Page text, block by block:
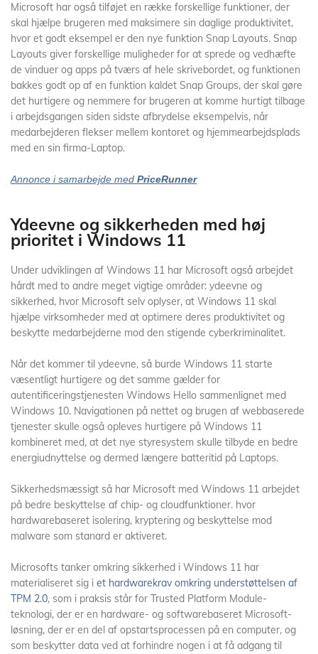
Microsoft har også tilføjet en række forskellige funktioner, der
skal hjælpe brugeren med maksimere sin daglige produktivitet,
hvor et godt eksempel er den nye funktion Snap Layouts. Snap
Layouts giver forskellige muligheder for at sprede og vedhæfte
de vinduer og apps på tværs af hele skrivebordet, og funktionen
bakkes godt op af en funktion kaldet Snap Groups, der skal gøre
det hurtigere og nemmere for brugeren at komme hurtigt tilbage
i arbejdsgangen siden sidste afbrydelse eksempelvis, når
medarbejderen flekser mellem kontoret og hjemmearbejdsplads
med en sin firma-Laptop.
Annonce i samarbejde med PriceRunner
Ydeevne og sikkerheden med høj
prioritet i Windows 11
Under udviklingen af Windows 11 har Microsoft også arbejdet
hårdt med to andre meget vigtige områder: ydeevne og
sikkerhed, hvor Microsoft selv oplyser, at Windows 11 skal
hjælpe virksomheder med at optimere deres produktivitet og
beskytte medarbejderne mod den stigende cyberkriminalitet.
Når det kommer til ydeevne, så burde Windows 11 starte
væsentligt hurtigere og det samme gælder for
autentificeringstjenesten Windows Hello sammenlignet med
Windows 10. Navigationen på nettet og brugen af webbaserede
tjenester skulle også opleves hurtigere på Windows 11
kombineret med, at det nye styresystem skulle tilbyde en bedre
energiudnyttelse og dermed længere batteritid på Laptops.
Sikkerhedsmæssigt så har Microsoft med Windows 11 arbejdet
på bedre beskyttelse af chip- og cloudfunktioner. hvor
hardwarebaseret isolering, kryptering og beskyttelse mod
malware som stanard er aktiveret.
Microsofts tanker omkring sikkerhed i Windows 11 har
materialiseret sig i et hardwarekrav omkring understøttelsen af
TPM 2.0, som i praksis står for Trusted Platform Module-
teknologi, der er en hardware- og softwarebaseret Microsoft-
løsning, der er en del af opstartsprocessen på en computer, og
som beskytter data ved at forhindre nogen i at få adgang til